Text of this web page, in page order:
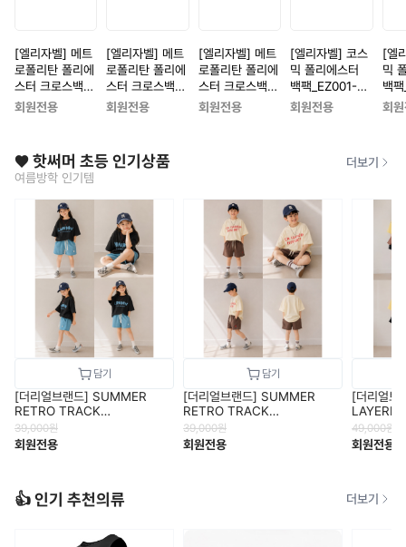
[엘리자벨] 메트
로폴리탄 폴리에
스터 크로스백_E
Z005-BK[블랙]
회원전용
[엘리자벨] 메트
로폴리탄 폴리에
스터 크로스백_E
Z005-SV[실버]
회원전용
[엘리자벨] 메트
로폴리탄 폴리에
스터 크로스백_E
Z005-WH[화이
회원전용
[엘리자벨] 코스
믹 폴리에스터
백팩_EZ001-B
K[블랙]
회원전용
[엘
믹
백
V[
회
❤️ 핫써머 초등 인기상품
여름방학 인기템
더보기
[더리얼브랜드] SUMMER
RETRO TRACK
SHORT(SKY BLUE) - 남녀공
용
39,000원
회원전용
[더리얼브랜드] SUMMER
RETRO TRACK
SHORT(BROWN)
39,000원
회원전용
[더리얼브
아
49,000원
회원전용
👍 인기 추천의류 더보기